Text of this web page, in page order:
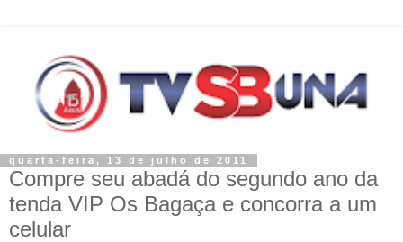
quarta-feira, 13 de julho de 2011
Compre seu abadá do segundo ano da
tenda VIP Os Bagaça e concorra a um
celular